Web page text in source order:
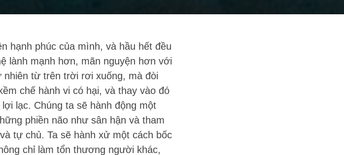
hạnh phúc của mình, và hầu hết đều
lành mạnh hơn, mãn nguyện hơn với
từ trên trời rơi xuống, mà đòi
chế hành vi có hại, và thay vào đó
lạc. Chúng ta sẽ hành động một
phiền não như sân hận và tham
tự chủ. Ta sẽ hành xử một cách bốc
chỉ làm tổn thương người khác,